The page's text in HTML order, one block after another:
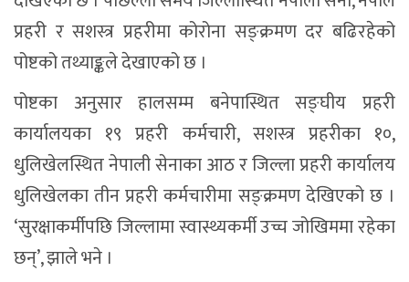
प्रहरी र सशस्त्र प्रहरीमा कोरोना सङ्क्रमण दर बढिरहेको
पोष्टको तथ्याङ्कले देखाएको छ ।
पोष्टका अनुसार हालसम्म बनेपास्थित सङ्घीय प्रहरी
कार्यालयका १९ प्रहरी कर्मचारी, सशस्त्र प्रहरीका १०,
धुलिखेलस्थित नेपाली सेनाका आठ र जिल्ला प्रहरी कार्यालय
धुलिखेलका तीन प्रहरी कर्मचारीमा सङ्क्रमण देखिएको छ ।
‘सुरक्षाकर्मीपछि जिल्लामा स्वास्थ्यकर्मी उच्च जोखिममा रहेका
छन्’, झाले भने ।